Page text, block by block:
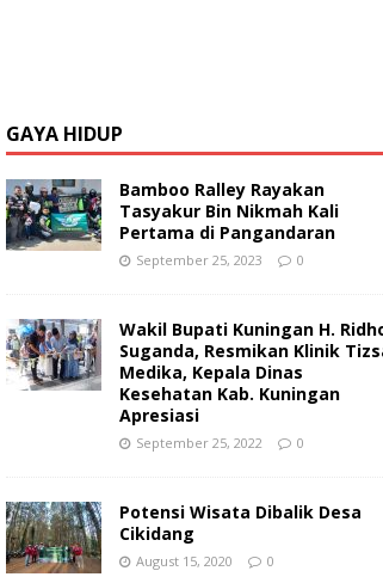
GAYA HIDUP
Bamboo Ralley Rayakan
Tasyakur Bin Nikmah Kali
Pertama di Pangandaran
September 25, 2023 0
Wakil Bupati Kuningan H.
Suganda, Resmikan Klinik
Medika, Kepala Dinas
Kesehatan Kab. Kuningan
Apresiasi
September 25, 2022 0
Potensi Wisata Dibalik Desa
Cikidang
August 15, 2020 0